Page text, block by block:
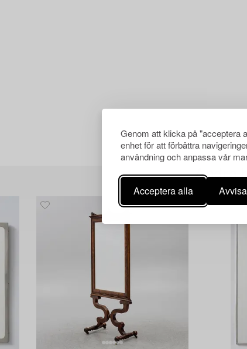
Genom att klicka på "acceptera
enhet för att förbättra
användning och anpassa vår
Acceptera alla
Andra